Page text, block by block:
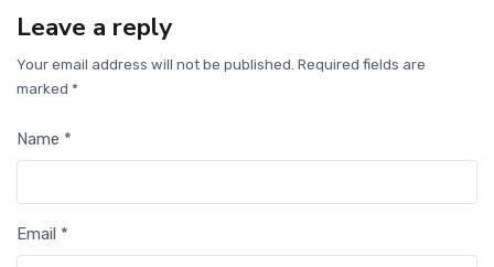
Leave a reply
Your email address will not be published. Required fields are
marked *
Name *
Email *